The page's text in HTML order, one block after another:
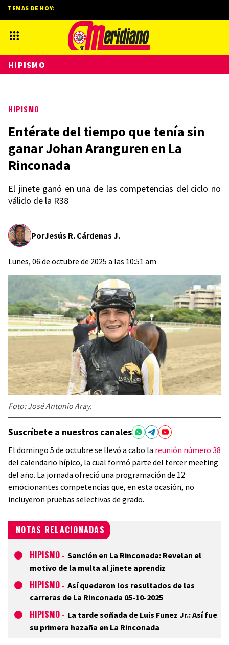
HIPISMO
Entérate del tiempo que tenía sin
ganar Johan Aranguren en La
Rinconada
El jinete ganó en una de las competencias del ciclo no
válido de la R38
PorJesús R. Cárdenas J.
Lunes, 06 de octubre de 2025 a las 10:51 am
Foto: José Antonio Aray.
Suscríbete a nuestros canales
El domingo 5 de octubre se llevó a cabo la reunión número 38
del calendario hípico, la cual formó parte del tercer meeting
del año. La jornada ofreció una programación de 12
emocionantes competencias que, en esta ocasión, no
incluyeron pruebas selectivas de grado.
NOTAS RELACIONADAS
HIPISMO - Sanción en La Rinconada: Revelan el
motivo de la multa al jinete aprendiz
HIPISMO - Así quedaron los resultados de las
carreras de La Rinconada 05-10-2025
HIPISMO - La tarde soñada de Luis Funez Jr.: Así fue
su primera hazaña en La Rinconada
TEMAS DE HOY:
HIPISMO